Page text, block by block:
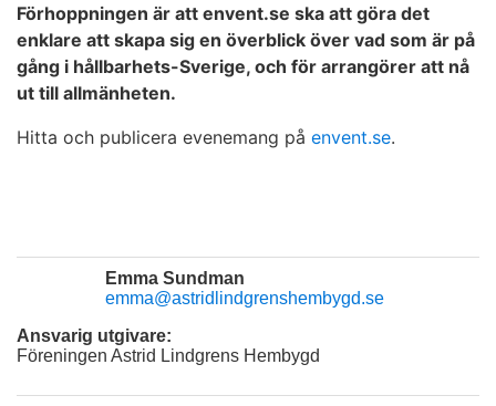
Förhoppningen är att envent.se ska att göra det
enklare att skapa sig en överblick över vad som är på
gång i hållbarhets-Sverige, och för arrangörer att nå
ut till allmänheten.
Hitta och publicera evenemang på envent.se.
Emma Sundman
emma@astridlindgrenshembygd.se
Ansvarig utgivare:
Föreningen Astrid Lindgrens Hembygd